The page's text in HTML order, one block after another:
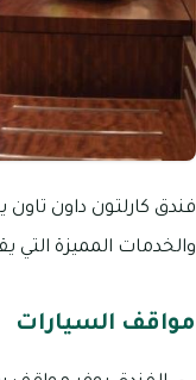
فندق كارلتون داون
والخدمات المميزة التي
مواقف السيارات